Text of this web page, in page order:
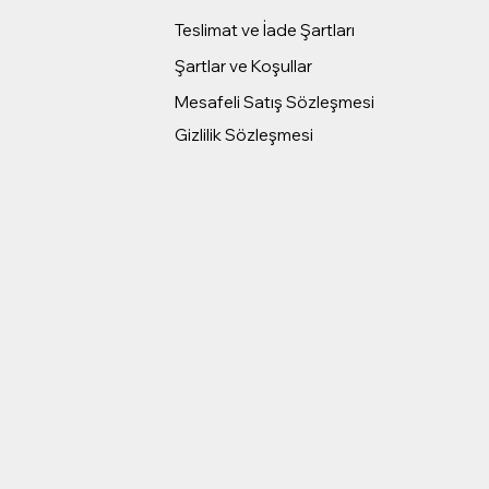
Teslimat ve İade Şartları
Şartlar ve Koşullar
Mesafeli Satış Sözleşmesi
Gizlilik Sözleşmesi